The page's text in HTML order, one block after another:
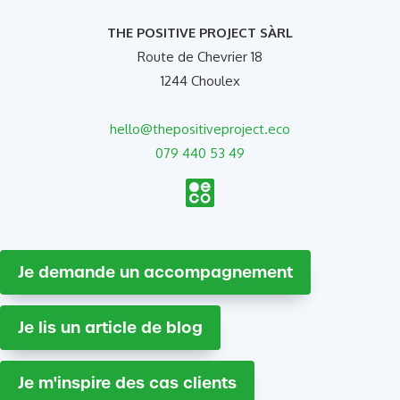
THE POSITIVE PROJECT SÀRL
Route de Chevrier 18
1244 Choulex
hello@thepositiveproject.eco
079 440 53 49
Je demande un accompagnement
Je lis un article de blog
Je m'inspire des cas clients